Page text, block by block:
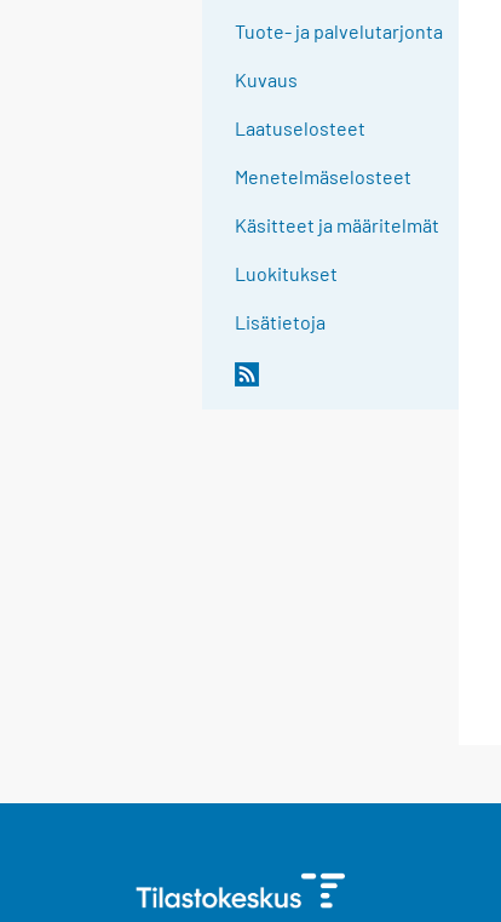
Tuote- ja palvelutarjonta
Kuvaus
Laatuselosteet
Menetelmäselosteet
Käsitteet ja määritelmät
Luokitukset
Lisätietoja